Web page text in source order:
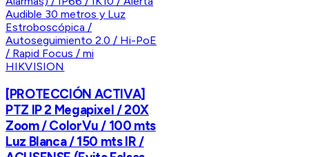
HIKVISION
[PROTECCIÓN ACTIVA]
PTZ IP 2 Megapixel / 20X
Zoom / ColorVu / 100 mts
Luz Blanca / 150 mts IR /